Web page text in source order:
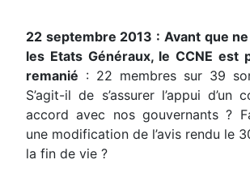
22 septembre 2013 : Avant que
les Etats Généraux, le CCNE est
remanié : 22 membres sur 39
S’agit-il de s’assurer l’appui d’un
accord avec nos gouvernants ?
une modification de l’avis rendu le
la fin de vie ?